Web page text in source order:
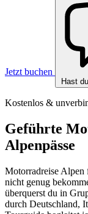
Jetzt buchen
Hast
Kostenlos &
Geführte
Alpenpässe
Motorradreise Alpen
nicht genug
überquerst du in
durch Deutschland,